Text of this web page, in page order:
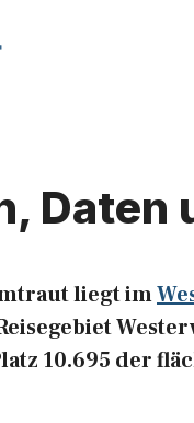
Daten
liegt im
10.695 der